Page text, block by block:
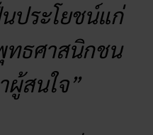
ประโยชน์แก่
ทธศาสนิกชน
ผู้สนใจ”